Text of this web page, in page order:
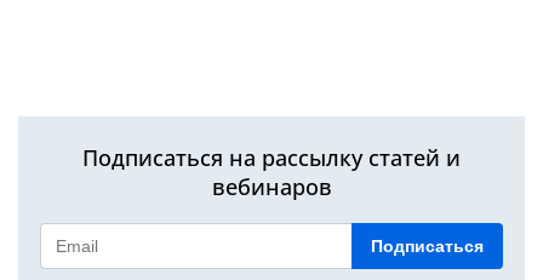
Подписаться на рассылку статей и
вебинаров
Подписаться